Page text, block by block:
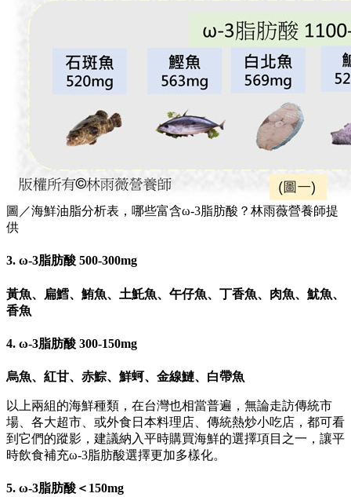
圖／海鮮油脂分析表，哪些富含ω-3脂肪酸？林雨薇營養師提
供
3. ω-3脂肪酸 500-300mg
黃魚、扁鱈、鮪魚、土魠魚、午仔魚、丁香魚、肉魚、魷魚、
香魚
4. ω-3脂肪酸 300-150mg
烏魚、紅甘、赤鯮、鮮蚵、金線鰱、白帶魚
以上兩組的海鮮種類，在台灣也相當普遍，無論走訪傳統市
場、各大超市、或外食日本料理店、傳統熱炒小吃店，都可看
到它們的蹤影，建議納入平時購買海鮮的選擇項目之一，讓平
時飲食補充ω-3脂肪酸選擇更加多樣化。
5. ω-3脂肪酸＜150mg